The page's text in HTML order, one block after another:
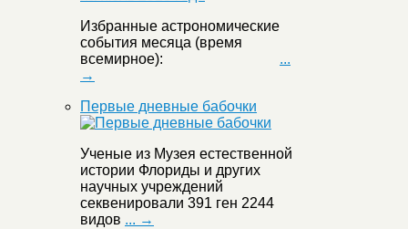
Избранные астрономические
события месяца (время
всемирное): ...
→
Первые дневные бабочки
Ученые из Музея естественной
истории Флориды и других
научных учреждений
секвенировали 391 ген 2244
видов ... →